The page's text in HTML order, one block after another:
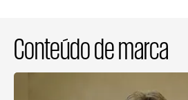
Conteúdo de marca